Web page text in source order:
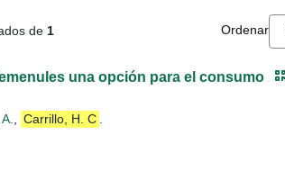
C.
de 1 Ordenar
una opción para el consumo
, Carrillo, H. C .